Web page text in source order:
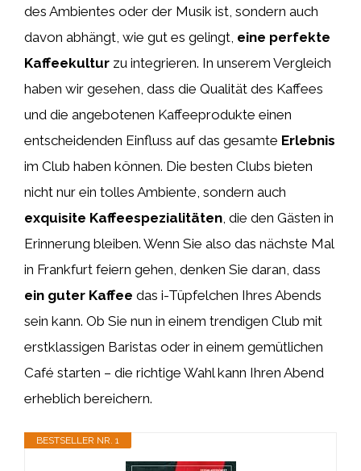
des Ambientes oder der Musik ist, sondern auch
davon abhängt, wie gut es gelingt, eine perfekte
Kaffeekultur zu integrieren. In unserem Vergleich
haben wir gesehen, dass die Qualität des Kaffees
und die angebotenen Kaffeeprodukte einen
entscheidenden Einfluss auf das gesamte Erlebnis
im Club haben können. Die besten Clubs bieten
nicht nur ein tolles Ambiente, sondern auch
exquisite Kaffeespezialitäten, die den Gästen in
Erinnerung bleiben. Wenn Sie also das nächste Mal
in Frankfurt feiern gehen, denken Sie daran, dass
ein guter Kaffee das i-Tüpfelchen Ihres Abends
sein kann. Ob Sie nun in einem trendigen Club mit
erstklassigen Baristas oder in einem gemütlichen
Café starten – die richtige Wahl kann Ihren Abend
erheblich bereichern.
BESTSELLER NR. 1